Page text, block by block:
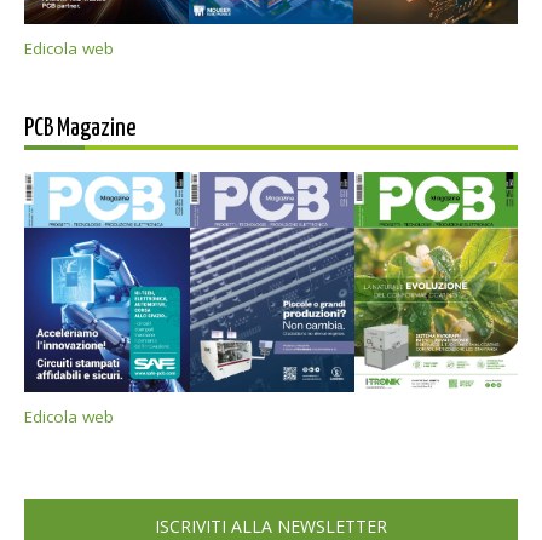
Edicola web
PCB Magazine
Edicola web
ISCRIVITI ALLA NEWSLETTER